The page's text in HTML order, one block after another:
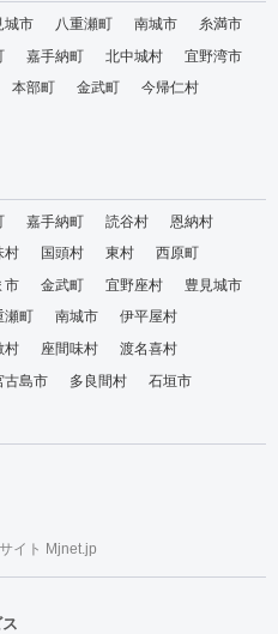
城市 八重瀬町 南城市
糸満市
嘉手納町 北中城村
宜野湾市
本部町 金武町
今帰仁村
嘉手納町 読谷村
恩納村
村 国頭村 東村
西原町
市 金武町 宜野座村
豊見城市
瀬町 南城市
伊平屋村
村 座間味村
渡名喜村
古島市 多良間村
石垣市
イト Mjnet.jp